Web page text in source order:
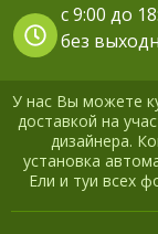
с 9:00 до
без
У нас Вы можете
доставкой на
дизайнера.
установка
Ели и туи всех